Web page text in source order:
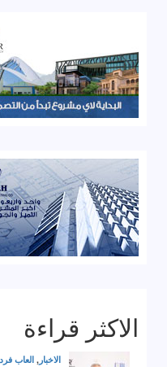
الاكثر قراءة